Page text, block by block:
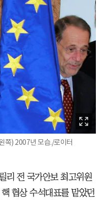
쪽) 2007년 모습./로이터
리 전 국가안보 최고위원
협상 수석대표를 맡았던